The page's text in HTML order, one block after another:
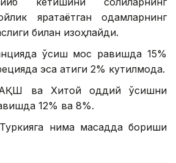
яратаётган одамларнинг
билан изоҳлайди.
ўсиш мос равишда 15%
эса атиги 2% кутилмоқда.
АҚШ ва Хитой оддий ўсишни
12% ва 8%.
нима мақсадда бориши